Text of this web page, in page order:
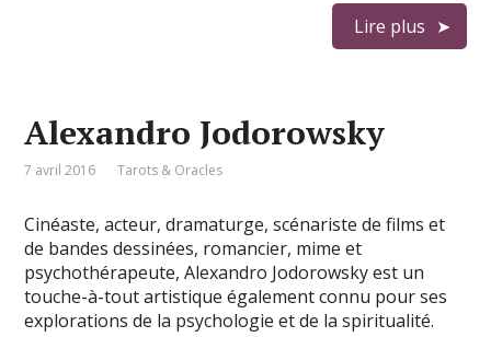
Lire plus
Alexandro Jodorowsky
7 avril 2016 Tarots & Oracles
Cinéaste, acteur, dramaturge, scénariste de films et
de bandes dessinées, romancier, mime et
psychothérapeute, Alexandro Jodorowsky est un
touche-à-tout artistique également connu pour ses
explorations de la psychologie et de la spiritualité.